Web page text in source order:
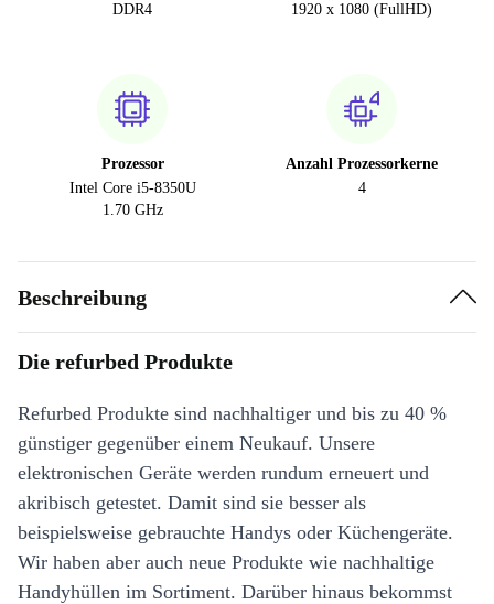
DDR4
1920 x 1080 (FullHD)
Prozessor
Intel Core i5-8350U
1.70 GHz
Anzahl Prozessorkerne
4
Beschreibung
Die refurbed Produkte
Refurbed Produkte sind nachhaltiger und bis zu 40 %
günstiger gegenüber einem Neukauf. Unsere
elektronischen Geräte werden rundum erneuert und
akribisch getestet. Damit sind sie besser als
beispielsweise gebrauchte Handys oder Küchengeräte.
Wir haben aber auch neue Produkte wie nachhaltige
Handyhüllen im Sortiment. Darüber hinaus bekommst